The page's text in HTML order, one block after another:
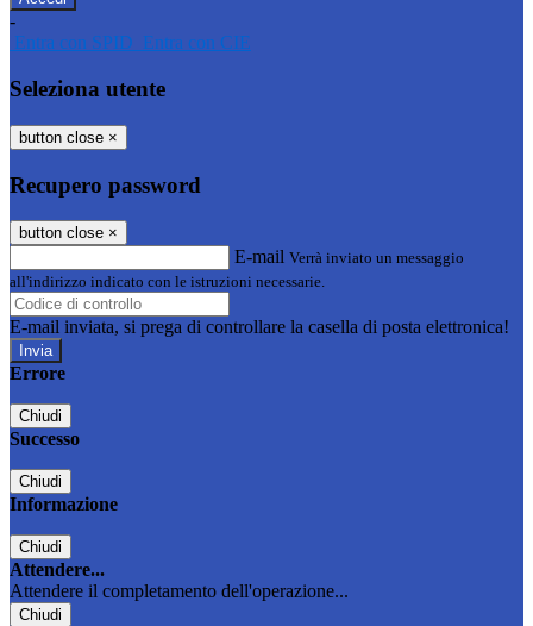
-
Entra con SPID Entra con CIE
Seleziona utente
button close ×
Recupero password
button close ×
E-mail Verrà inviato un messaggio
all'indirizzo indicato con le istruzioni necessarie.
E-mail inviata, si prega di controllare la casella di posta elettronica!
Errore
Chiudi
Successo
Chiudi
Informazione
Chiudi
Attendere...
Attendere il completamento dell'operazione...
Chiudi